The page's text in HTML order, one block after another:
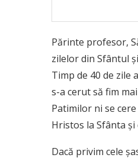
Părinte profesor,
zilelor din Sfântul
Timp de 40 de zile
s-a cerut să fim
Patimilor ni se
Hristos la Sfânta
Dacă privim cele